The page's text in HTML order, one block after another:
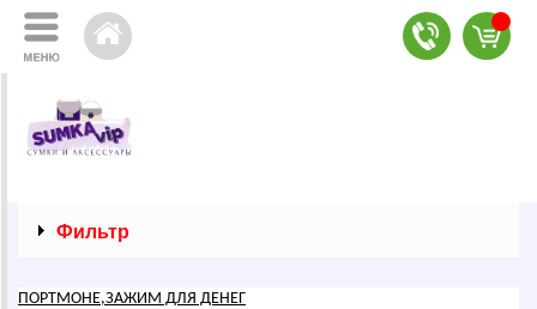
Фильтр
ПОРТМОНЕ,ЗАЖИМ ДЛЯ ДЕНЕГ